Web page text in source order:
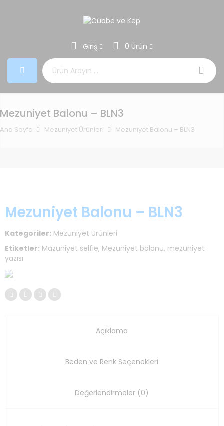
Giriş
0 Ürün
Mezuniyet Balonu – BLN3
Ana Sayfa Mezuniyet Ürünleri Mezuniyet Balonu – BLN3
Mezuniyet Balonu – BLN3
Kategoriler: Mezuniyet Ürünleri
Etiketler: Mazuniyet selfie, Mezuniyet balonu, mezuniyet
yazısı
Açıklama
Beden ve Renk Seçenekleri
Değerlendirmeler (0)